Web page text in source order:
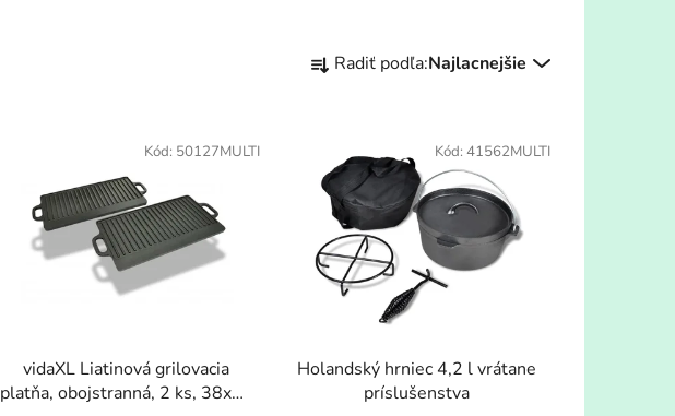
a
p
r
u
k
Radiť podľa:Najlacnejšie
vidaXL Liatinová grilovacia
platňa, obojstranná, 2 ks, 38x23
Kód: 50127MULTI
Holandský hrniec 4,2 l vrátane
príslušenstva
Kód: 41562MULTI